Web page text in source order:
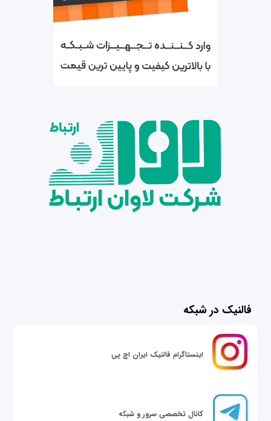
فالنیک در شبکه
اینستاگرام فالنیک ایران اچ پی
کانال تخصصی سرور و شبکه